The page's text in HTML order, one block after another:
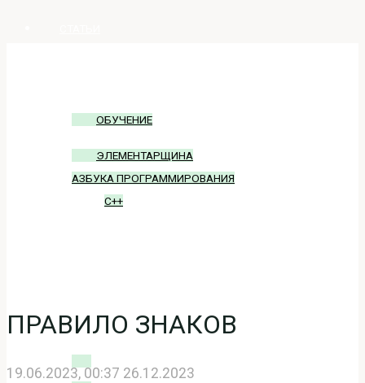
ОБУЧЕНИЕ
ЭЛЕМЕНТАРЩИНА
АЗБУКА ПРОГРАММИРОВАНИЯ
C++
ПРАВИЛО ЗНАКОВ
19.06.2023, 00:37 26.12.2023